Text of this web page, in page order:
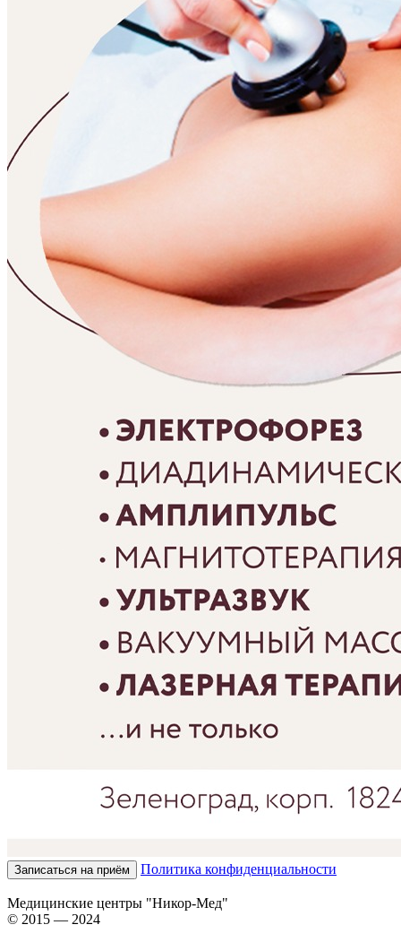
Записаться на приём Политика конфиденциальности
Медицинские центры "Никор-Мед"
© 2015 — 2024